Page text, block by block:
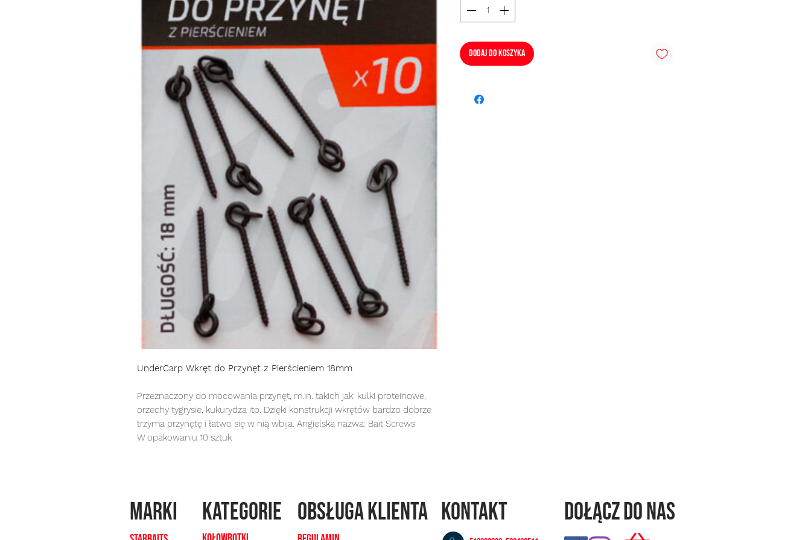
UnderCarp Wkręt do Przynęt z Pierścieniem 18mm
Przeznaczony do mocowania przynęt, m.in. takich jak: kulki proteinowe,
orzechy tygrysie, kukurydza itp. Dzięki konstrukcji wkrętów bardzo dobrze
trzyma przynętę i łatwo się w nią wbija. Angielska nazwa: Bait Screws
W opakowaniu 10 sztuk
Dodaj do koszyka
MARKI kategorie OBSŁUGA KLIENTA KONTAKT Dołącz do nas